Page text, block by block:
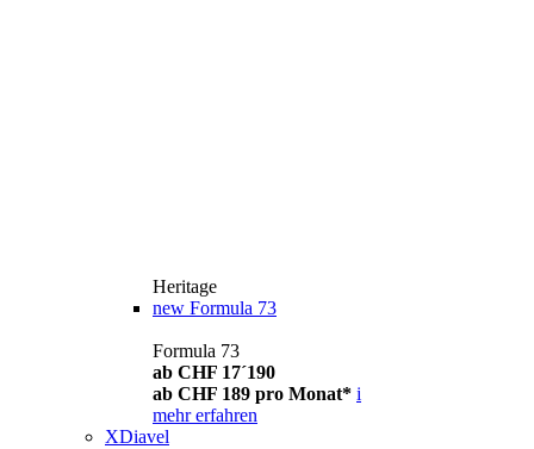
Heritage
new Formula 73
Formula 73
ab CHF 17´190
ab CHF 189 pro Monat* i
mehr erfahren
XDiavel